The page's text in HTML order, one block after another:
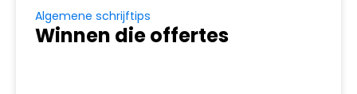
Algemene schrijftips
Winnen die offertes